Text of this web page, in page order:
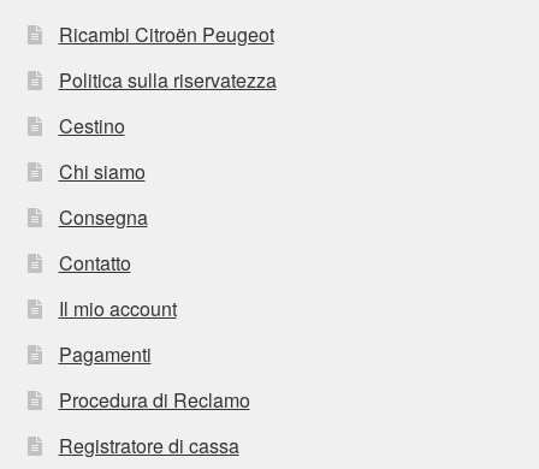
Ricambi Citroën Peugeot
Politica sulla riservatezza
Cestino
Chi siamo
Consegna
Contatto
Il mio account
Pagamenti
Procedura di Reclamo
Registratore di cassa